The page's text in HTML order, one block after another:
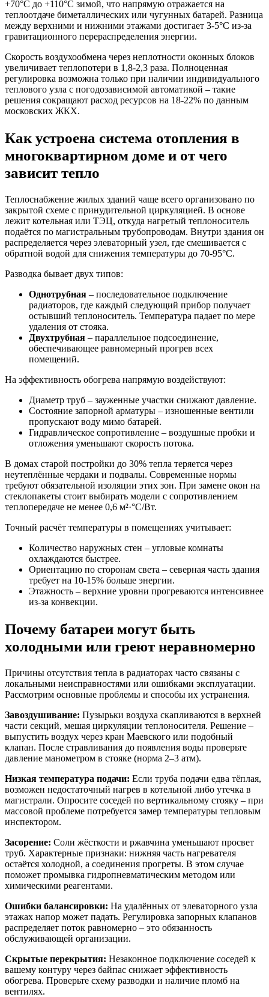
+70°C до +110°C зимой, что напрямую отражается на
теплоотдаче биметаллических или чугунных батарей. Разница
между верхними и нижними этажами достигает 3-5°C из-за
гравитационного перераспределения энергии.
Скорость воздухообмена через неплотности оконных блоков
увеличивает теплопотери в 1,8-2,3 раза. Полноценная
регулировка возможна только при наличии индивидуального
теплового узла с погодозависимой автоматикой – такие
решения сокращают расход ресурсов на 18-22% по данным
московских ЖКХ.
Как устроена система отопления в
многоквартирном доме и от чего
зависит тепло
Теплоснабжение жилых зданий чаще всего организовано по
закрытой схеме с принудительной циркуляцией. В основе
лежит котельная или ТЭЦ, откуда нагретый теплоноситель
подаётся по магистральным трубопроводам. Внутри здания он
распределяется через элеваторный узел, где смешивается с
обратной водой для снижения температуры до 70-95°C.
Разводка бывает двух типов:
Однотрубная – последовательное подключение
радиаторов, где каждый следующий прибор получает
остывший теплоноситель. Температура падает по мере
удаления от стояка.
Двухтрубная – параллельное подсоединение,
обеспечивающее равномерный прогрев всех
помещений.
На эффективность обогрева напрямую воздействуют:
Диаметр труб – зауженные участки снижают давление.
Состояние запорной арматуры – изношенные вентили
пропускают воду мимо батарей.
Гидравлическое сопротивление – воздушные пробки и
отложения уменьшают скорость потока.
В домах старой постройки до 30% тепла теряется через
неутеплённые чердаки и подвалы. Современные нормы
требуют обязательной изоляции этих зон. При замене окон на
стеклопакеты стоит выбирать модели с сопротивлением
теплопередаче не менее 0,6 м²·°C/Вт.
Точный расчёт температуры в помещениях учитывает:
Количество наружных стен – угловые комнаты
охлаждаются быстрее.
Ориентацию по сторонам света – северная часть здания
требует на 10-15% больше энергии.
Этажность – верхние уровни прогреваются интенсивнее
из-за конвекции.
Почему батареи могут быть
холодными или греют неравномерно
Причины отсутствия тепла в радиаторах часто связаны с
локальными неисправностями или ошибками эксплуатации.
Рассмотрим основные проблемы и способы их устранения.
Завоздушивание: Пузырьки воздуха скапливаются в верхней
части секций, мешая циркуляции теплоносителя. Решение –
выпустить воздух через кран Маевского или подобный
клапан. После стравливания до появления воды проверьте
давление манометром в стояке (норма 2–3 атм).
Низкая температура подачи: Если труба подачи едва тёплая,
возможен недостаточный нагрев в котельной либо утечка в
магистрали. Опросите соседей по вертикальному стояку – при
массовой проблеме потребуется замер температуры тепловым
инспектором.
Засорение: Соли жёсткости и ржавчина уменьшают просвет
труб. Характерные признаки: нижняя часть нагревателя
остаётся холодной, а соединения прогреты. В этом случае
поможет промывка гидропневматическим методом или
химическими реагентами.
Ошибки балансировки: На удалённых от элеваторного узла
этажах напор может падать. Регулировка запорных клапанов
распределяет поток равномерно – это обязанность
обслуживающей организации.
Скрытые перекрытия: Незаконное подключение соседей к
вашему контуру через байпас снижает эффективность
обогрева. Проверьте схему разводки и наличие пломб на
вентилях.